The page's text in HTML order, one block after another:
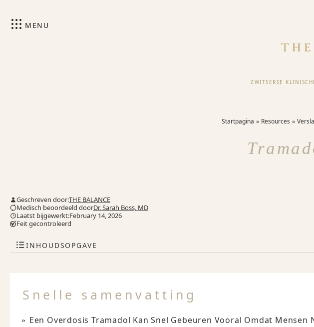
MENU
ZWITSERSE
Startpagina Resources
Geschreven door:THE BALANCE
Medisch beoordeeld doorDr. Sarah Boss, MD
Laatst bijgewerkt:February 14, 2026
Feit gecontroleerd
INHOUDSOPGAVE
Snelle samenvatting
Een Overdosis Tramadol Kan Snel Gebeuren Vooral Omdat Mensen